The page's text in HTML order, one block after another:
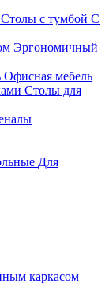
Столы с тумбой С
Эргономичный
Офисная мебель
Столы для
Для
каркасом